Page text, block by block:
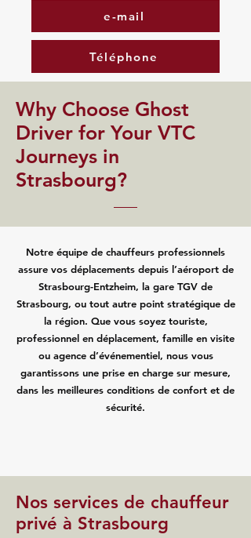
e-mail
Téléphone
​Why Choose Ghost
Driver for Your VTC
Journeys in
Strasbourg?
Notre équipe de chauffeurs professionnels
assure vos déplacements depuis l’aéroport de
Strasbourg-Entzheim, la gare TGV de
Strasbourg, ou tout autre point stratégique de
la région. Que vous soyez touriste,
professionnel en déplacement, famille en visite
ou agence d’événementiel, nous vous
garantissons une prise en charge sur mesure,
dans les meilleures conditions de confort et de
sécurité.
Nos services de chauffeur
privé à Strasbourg